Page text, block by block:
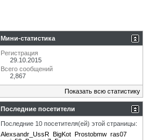
Мини-статистика
Регистрация
29.10.2015
Всего сообщений
2,867
Показать всю статистику
Последние посетители
Последние 10 посетителя(ей) этой страницы:
Alexsandr_UssR BigKot Prostobmw ras07